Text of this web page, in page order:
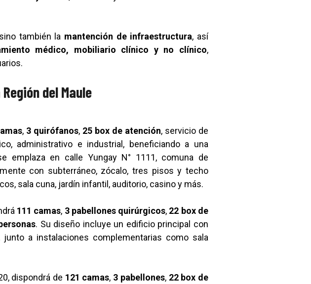
también la mantención de infraestructura, así
médico, mobiliario clínico y no clínico,
del Maule
, 3 quirófanos, 25 box de atención, servicio de
administrativo e industrial, beneficiando a una
emplaza en calle Yungay N° 1111, comuna de
con subterráneo, zócalo, tres pisos y techo
sala cuna, jardín infantil, auditorio, casino y más.
111 camas, 3 pabellones quirúrgicos, 22 box de
. Su diseño incluye un edificio principal con
a instalaciones complementarias como sala
dispondrá de 121 camas, 3 pabellones, 22 box de